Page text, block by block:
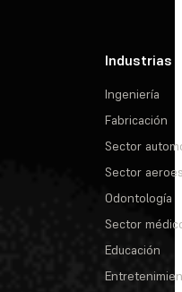
Industrias
Ingeniería
Fabricación
Sector
Sector
Odontología
Sector
Educación